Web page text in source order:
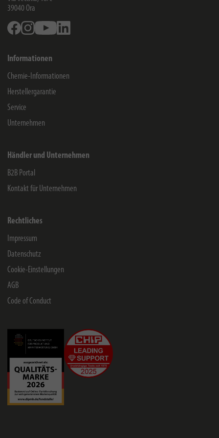
39040Ora
FacebookInstagramYoutube
Informationen
Chemie-Informationen
Herstellergarantie
Service
Unternehmen
Händler und Unternehmen
B2B Portal
Kontakt für Unternehmen
Rechtliches
Impressum
Datenschutz
Cookie-Einstellungen
AGB
Code of Conduct